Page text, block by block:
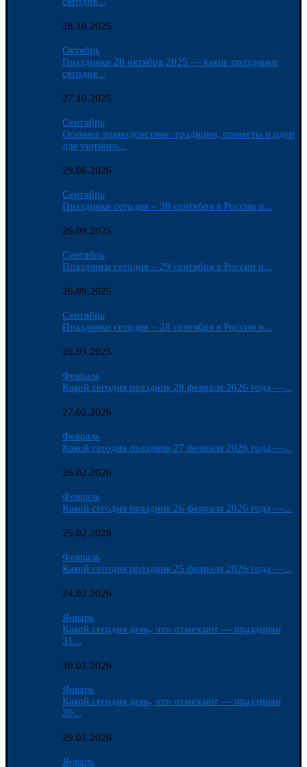
28.10.2025
Октябрь
Праздники 28 октября 2025 — какие праздники
сегодня...
27.10.2025
Сентябрь
Осеннее равноденствие: традиции, приметы и идеи
для уютного...
29.06.2026
Сентябрь
Праздники сегодня – 30 сентября в России и...
26.09.2025
Сентябрь
Праздники сегодня – 29 сентября в России и...
26.09.2025
Сентябрь
Праздники сегодня – 28 сентября в России и...
26.09.2025
Февраль
Какой сегодня праздник 28 февраля 2026 года —...
27.02.2026
Февраль
Какой сегодня праздник 27 февраля 2026 года —...
26.02.2026
Февраль
Какой сегодня праздник 26 февраля 2026 года —...
25.02.2026
Февраль
Какой сегодня праздник 25 февраля 2026 года —...
24.02.2026
Январь
Какой сегодня день, что отмечают — праздники
31...
30.01.2026
Январь
Какой сегодня день, что отмечают — праздники
30...
29.01.2026
Январь